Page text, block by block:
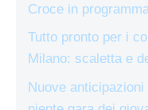
Croce in
Tutto pronto per i
Milano: scaletta e
Nuove